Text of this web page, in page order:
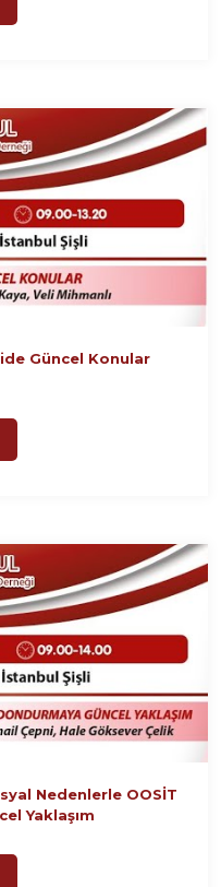
Güncel Konular
Nedenlerle OOSİT
Yaklaşım